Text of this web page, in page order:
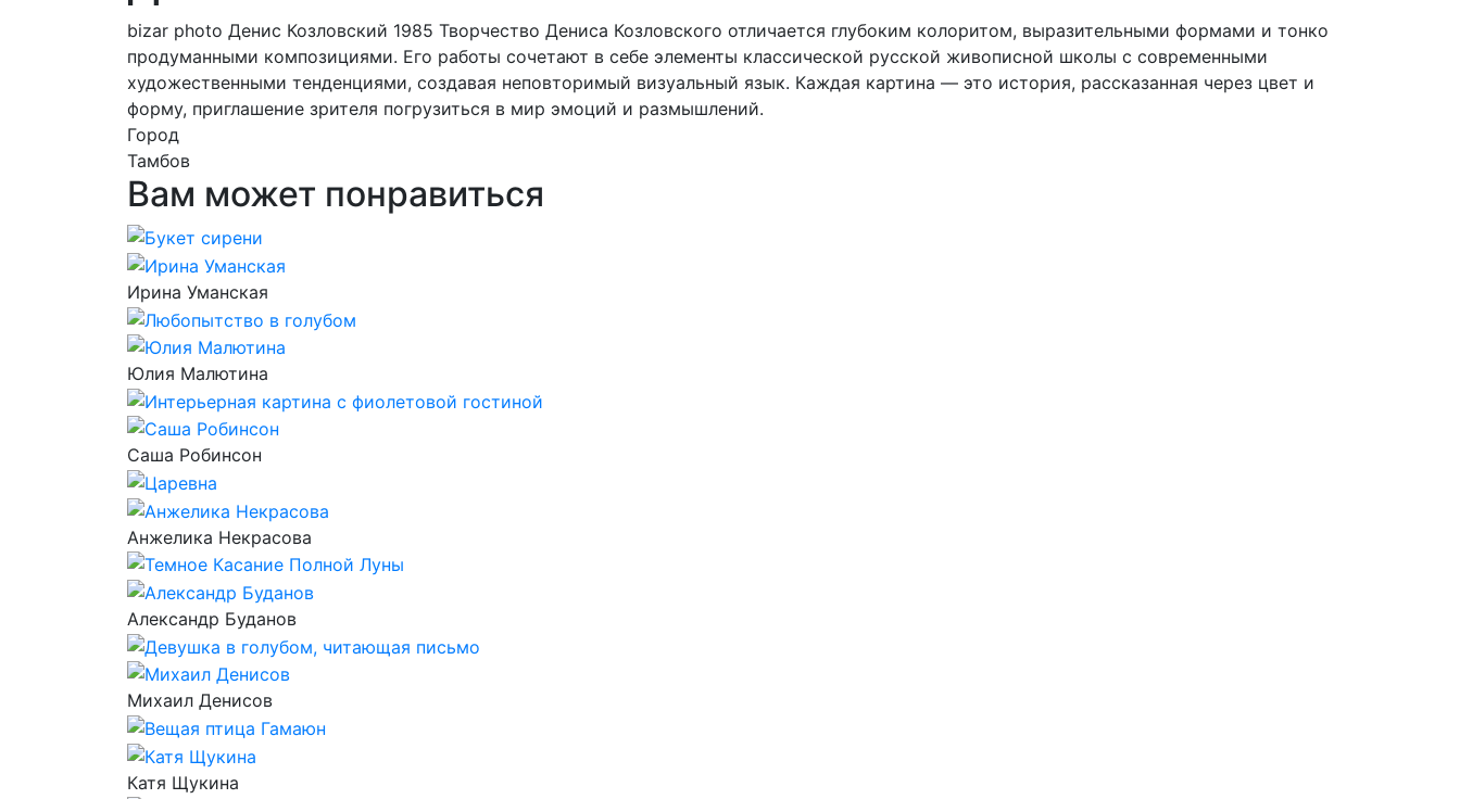
bizar photo Денис Козловский 1985 Творчество Дениса Козловского отличается глубоким колоритом, выразительными формами и тонко
продуманными композициями. Его работы сочетают в себе элементы классической русской живописной школы с современными
художественными тенденциями, создавая неповторимый визуальный язык. Каждая картина — это история, рассказанная через цвет и
форму, приглашение зрителя погрузиться в мир эмоций и размышлений.
Город
Тамбов
Вам может понравиться
Ирина Уманская
Юлия Малютина
Саша Робинсон
Анжелика Некрасова
Александр Буданов
Михаил Денисов
Катя Щукина